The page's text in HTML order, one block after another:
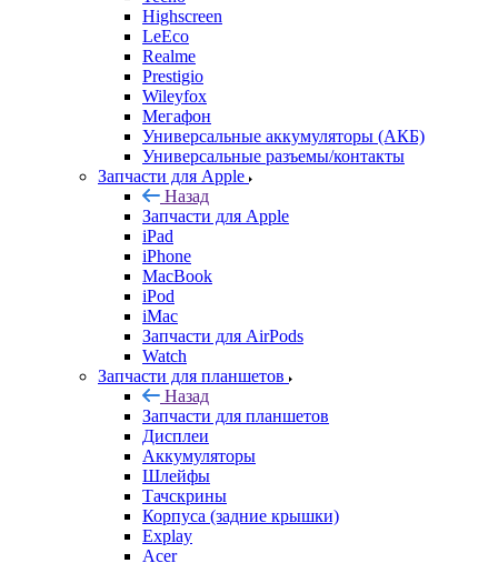
Highscreen
LeEco
Realme
Prestigio
Wileyfox
Мегафон
Универсальные аккумуляторы (АКБ)
Универсальные разъемы/контакты
Запчасти для Apple
Назад
Запчасти для Apple
iPad
iPhone
MacBook
iPod
iMac
Запчасти для AirPods
Watch
Запчасти для планшетов
Назад
Запчасти для планшетов
Дисплеи
Аккумуляторы
Шлейфы
Тачскрины
Корпуса (задние крышки)
Explay
Acer